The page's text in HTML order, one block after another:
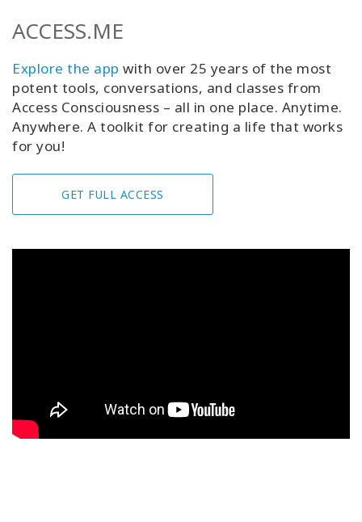
ACCESS.ME
Explore the app with over 25 years of the most
potent tools, conversations, and classes from
Access Consciousness – all in one place. Anytime.
Anywhere. A toolkit for creating a life that works
for you!
GET FULL ACCESS